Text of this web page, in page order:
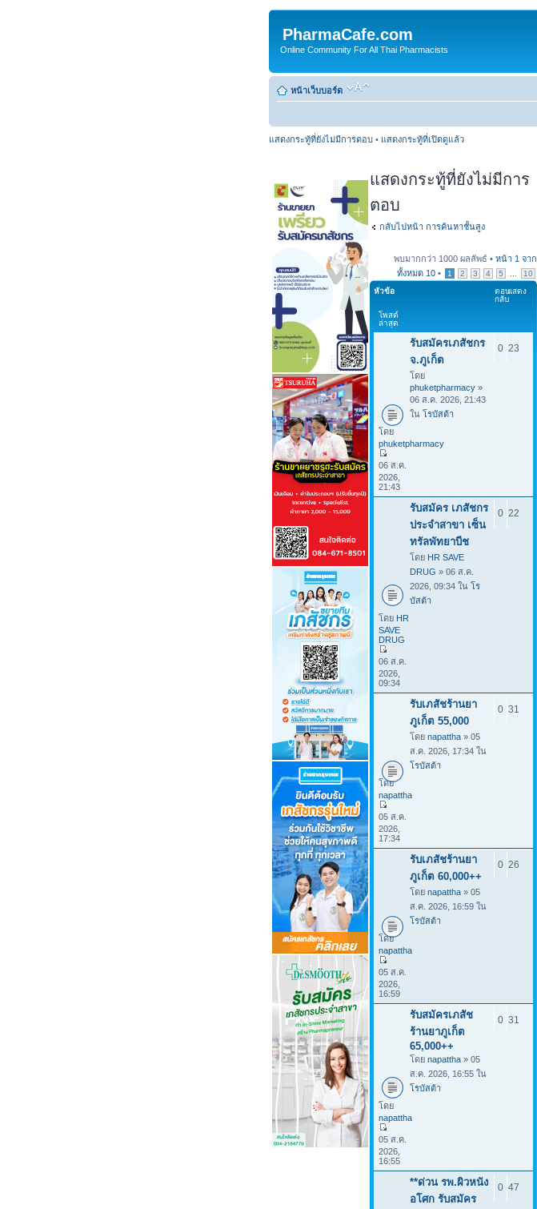
PharmaCafe.com
Online Community For All Thai Pharmacists
หน้าเว็บบอร์ด
แสดงกระทู้ที่ยังไม่มีการตอบ • แสดงกระทู้ที่เปิดดูแล้ว
แสดงกระทู้ที่ยังไม่มีการ
ตอบ
กลับไปหน้า การค้นหาชั้นสูง
พบมากกว่า 1000 ผลลัพธ์ • หน้า 1 จาก
ทั้งหมด 10 • 1 2 3 4 5
10
หัวข้อ
ตอบ
กลับ
แสดง
โพสต์
ล่าสุด
รับสมัครเภสัชกร
จ.ภูเก็ต
โดย
phuketpharmacy »
06 ส.ค. 2026, 21:43
ใน โรบัสต้า
0 23
โดย
phuketpharmacy
06 ส.ค.
2026,
21:43
รับสมัคร เภสัชกร
ประจําสาขา เซ็น
ทรัลพัทยาบีช
โดย HR SAVE
DRUG » 06 ส.ค.
2026, 09:34 ใน โร
บัสต้า
0 22
โดย HR
SAVE
DRUG
06 ส.ค.
2026,
09:34
รับเภสัชร้านยา
ภูเก็ต 55,000
โดย napattha » 05
ส.ค. 2026, 17:34 ใน
โรบัสต้า
0 31
โดย
napattha
05 ส.ค.
2026,
17:34
รับเภสัชร้านยา
ภูเก็ต 60,000++
โดย napattha » 05
ส.ค. 2026, 16:59 ใน
โรบัสต้า
0 26
โดย
napattha
05 ส.ค.
2026,
16:59
รับสมัครเภสัช
ร้านยาภูเก็ต
65,000++
โดย napattha » 05
ส.ค. 2026, 16:55 ใน
โรบัสต้า
0 31
โดย
napattha
05 ส.ค.
2026,
16:55
**ด่วน รพ.ผิวหนัง
อโศก รับสมัคร
0 47